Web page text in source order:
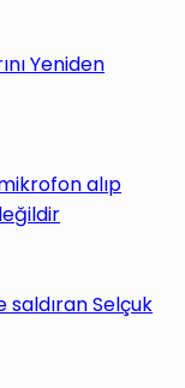
Yeniden
alıp
saldıran Selçuk